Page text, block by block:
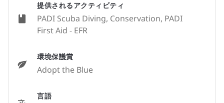
提供されるアクティビティ
PADI Scuba Diving, Conservation, PADI
First Aid - EFR
環境保護賞
Adopt the Blue
言語